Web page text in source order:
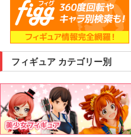
フィギュア カテゴリー別